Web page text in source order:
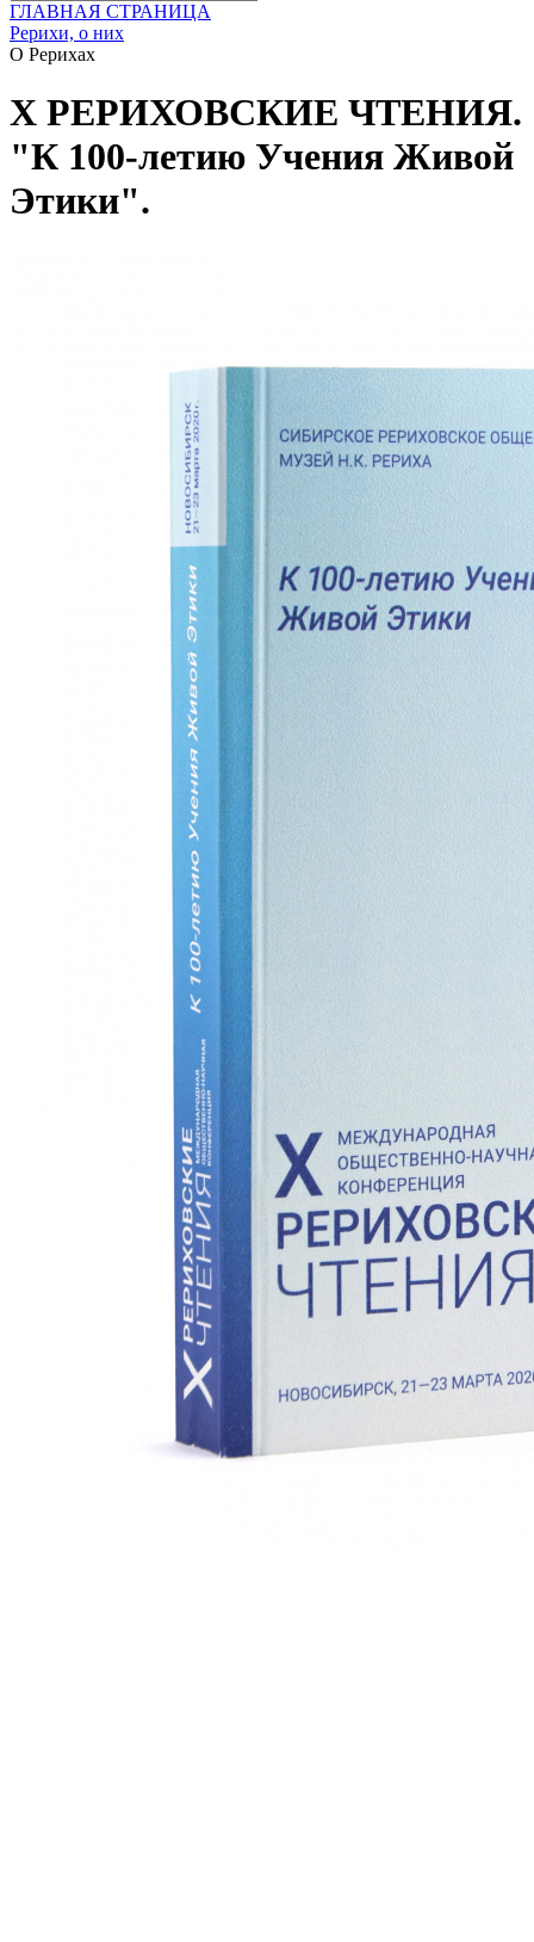
ГЛАВНАЯ СТРАНИЦА
Рерихи, о них
О Рерихах
X РЕРИХОВСКИЕ ЧТЕНИЯ.
"К 100-летию Учения Живой
Этики".